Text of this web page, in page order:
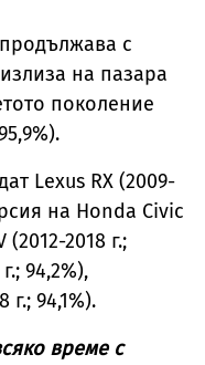
с
на пазара
поколение
Lexus RX (2009-
на Honda Civic
(2012-2018 г.;
94,2%),
г.; 94,1%).
време с